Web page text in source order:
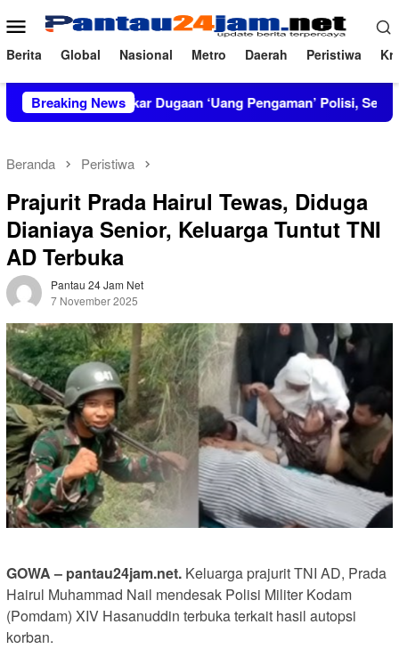
ke
konten
Menu
Mobile
Berita Global Nasional Metro Daerah Peristiwa
Breaking News
IRT Bongkar Dugaan ‘Uang Pengaman’ Polisi, Setor Rp2,5
Beranda Peristiwa
Prajurit Prada Hairul Tewas, Diduga
Dianiaya Senior, Keluarga Tuntut TNI
AD Terbuka
Pantau 24 Jam Net
7 November 2025
GOWA – pantau24jam.net. Keluarga prajurit TNI AD, Prada
Hairul Muhammad Nail mendesak Polisi Militer Kodam
(Pomdam) XIV Hasanuddin terbuka terkait hasil autopsi
korban.